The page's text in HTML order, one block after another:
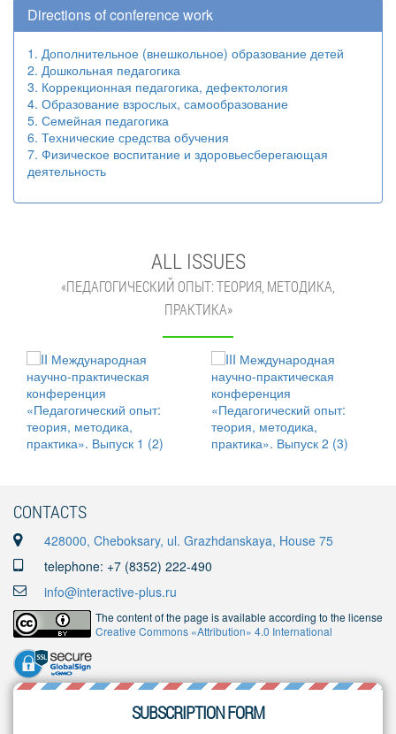
Directions of conference work
1. Дополнительное (внешкольное) образование детей
2. Дошкольная педагогика
3. Коррекционная педагогика, дефектология
4. Образование взрослых, самообразование
5. Семейная педагогика
6. Технические средства обучения
7. Физическое воспитание и здоровьесберегающая
деятельность
ALL ISSUES
«ПЕДАГОГИЧЕСКИЙ ОПЫТ: ТЕОРИЯ, МЕТОДИКА,
ПРАКТИКА»
CONTACTS
428000, Cheboksary, ul. Grazhdanskaya, House 75
telephone: +7 (8352) 222-490
info@interactive-plus.ru
The content of the page is available according to the license
Creative Commons «Attribution» 4.0 International
SUBSCRIPTION FORM